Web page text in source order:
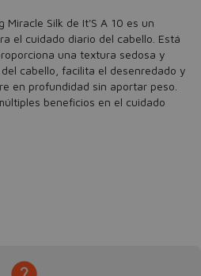
Miracle Silk de It'S A 10 es un
el cuidado diario del cabello. Está
una textura sedosa y
cabello, facilita el desenredado y
en profundidad sin aportar peso.
beneficios en el cuidado